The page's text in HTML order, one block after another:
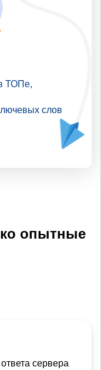
ТОПе,
слов
опытные
сервера